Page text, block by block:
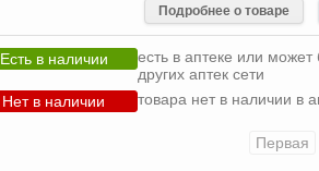
Подробнее о товаре
Есть в наличии
есть в аптеке или может
других аптек сети
Нет в наличии
товара нет в наличии в
Первая